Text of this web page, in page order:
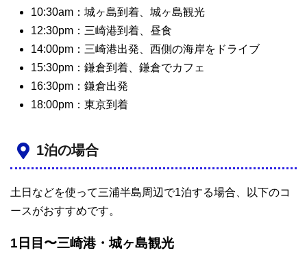
10:30am：城ヶ島到着、城ヶ島観光
12:30pm：三崎港到着、昼食
14:00pm：三崎港出発、西側の海岸をドライブ
15:30pm：鎌倉到着、鎌倉でカフェ
16:30pm：鎌倉出発
18:00pm：東京到着
1泊の場合
土日などを使って三浦半島周辺で1泊する場合、以下のコ
ースがおすすめです。
1日目〜三崎港・城ヶ島観光